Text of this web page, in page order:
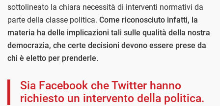
sottolineato la chiara necessità di interventi normativi da
parte della classe politica. Come riconosciuto infatti, la
materia ha delle implicazioni tali sulle qualità della nostra
democrazia, che certe decisioni devono essere prese da
chi è eletto per prenderle.
Sia Facebook che Twitter hanno
richiesto un intervento della politica.